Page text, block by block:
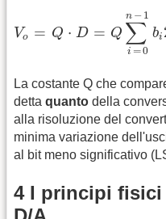
Vo = Q ⋅ D = Q
n −1
∑
i =0
bi
n 1b
La costante Q che
detta quanto della
alla risoluzione del
minima variazione
al bit meno significativo
4 I principi fisici